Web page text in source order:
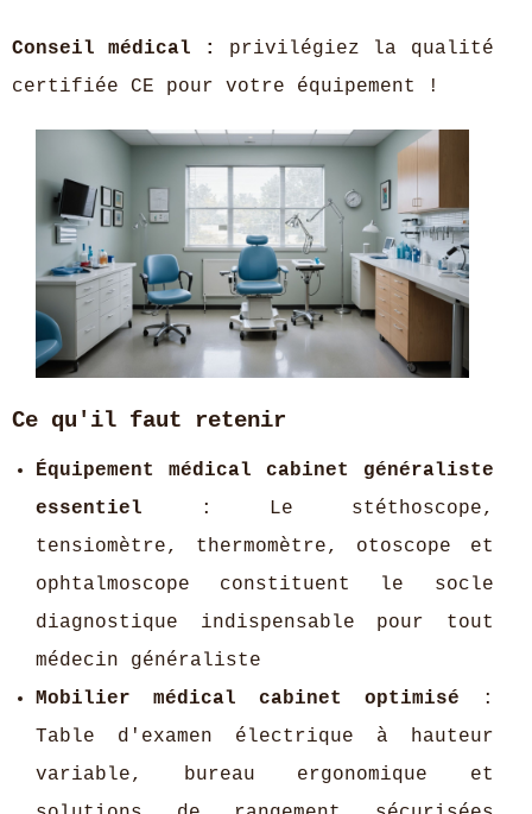
Conseil médical :
privilégiez la qualité
certifiée CE pour votre équipement !
Ce qu'il faut retenir
Équipement médical cabinet généraliste
essentiel : Le stéthoscope,
tensiomètre, thermomètre, otoscope et
ophtalmoscope constituent le socle
diagnostique indispensable pour tout
médecin généraliste
Mobilier médical cabinet optimisé :
Table d'examen électrique à hauteur
variable, bureau ergonomique et